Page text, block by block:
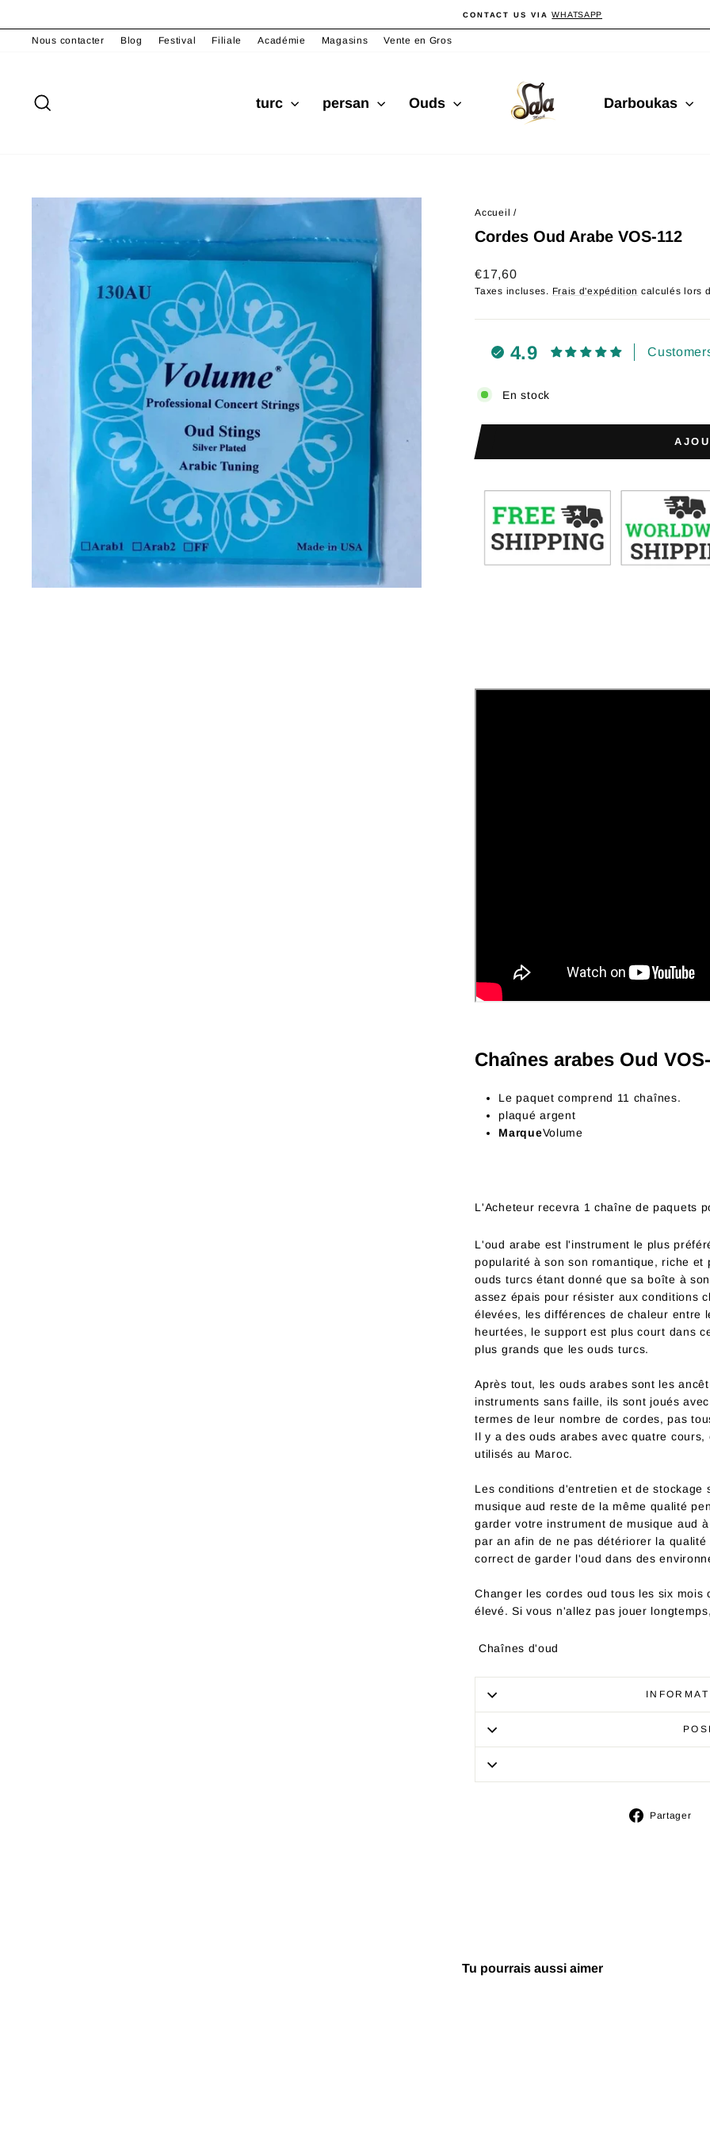
contenu
Diaporama
CONTACT US VIA WHATSAPP
Nous contacter Blog Festival Filiale Académie Magasins Vente en Gros
turc persan Ouds Darboukas
Accueil /
Cordes Oud Arabe VOS-112
Prix
régulier
€17,60
Taxes incluses. Frais d'expédition calculés lors
4.9
En stock
Chaînes arabes Oud
Le paquet comprend 11 chaînes.
plaqué argent
MarqueVolume
L'Acheteur recevra 1 chaîne de paquets
L'oud arabe est l'instrument le plus
popularité à son son romantique, riche
ouds turcs étant donné que sa boîte à
assez épais pour résister aux conditions
élevées, les différences de chaleur entre
heurtées, le support est plus court dans
plus grands que les ouds turcs.
Après tout, les ouds arabes sont les
instruments sans faille, ils sont joués
termes de leur nombre de cordes, pas
Il y a des ouds arabes avec quatre
utilisés au Maroc.
Les conditions d'entretien et de
musique aud reste de la même qualité
garder votre instrument de musique aud
par an afin de ne pas détériorer la
correct de garder l'oud dans des
Changer les cordes oud tous les six
élevé. Si vous n'allez pas jouer
Chaînes d'oud
Partager
Tu pourrais aussi aimer